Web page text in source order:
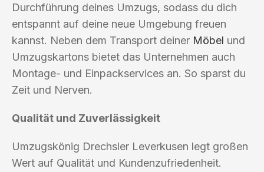
Durchführung deines Umzugs, sodass du dich
entspannt auf deine neue Umgebung freuen
kannst. Neben dem Transport deiner Möbel und
Umzugskartons bietet das Unternehmen auch
Montage- und Einpackservices an. So sparst du
Zeit und Nerven.
Qualität und Zuverlässigkeit
Umzugskönig Drechsler Leverkusen legt großen
Wert auf Qualität und Kundenzufriedenheit.